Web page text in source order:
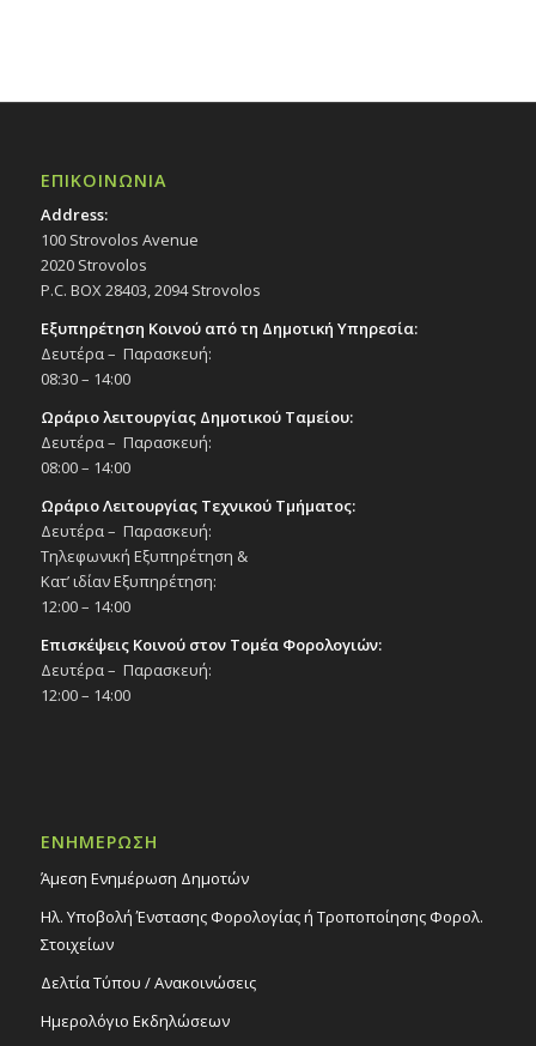
ΕΠΙΚΟΙΝΩΝΙΑ
Address:
100 Strovolos Avenue
2020 Strovolos
P.C. BOX 28403, 2094 Strovolos
Εξυπηρέτηση Κοινού από τη Δημοτική Υπηρεσία:
Δευτέρα – Παρασκευή:
08:30 – 14:00
Ωράριο λειτουργίας Δημοτικού Ταμείου:
Δευτέρα – Παρασκευή:
08:00 – 14:00
Ωράριο Λειτουργίας Τεχνικού Τμήματος:
Δευτέρα – Παρασκευή:
Τηλεφωνική Εξυπηρέτηση &
Κατ’ ιδίαν Εξυπηρέτηση:
12:00 – 14:00
Επισκέψεις Κοινού στον Τομέα Φορολογιών:
Δευτέρα – Παρασκευή:
12:00 – 14:00
ΕΝΗΜΕΡΩΣΗ
Άμεση Ενημέρωση Δημοτών
Ηλ. Υποβολή Ένστασης Φορολογίας ή Τροποποίησης Φορολ.
Στοιχείων
Δελτία Τύπου / Ανακοινώσεις
Ημερολόγιο Εκδηλώσεων